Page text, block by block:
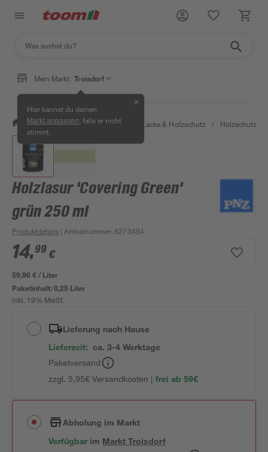
Mein Markt: Troisdorf
Hier kannst du deinen
Markt anpassen , falls er nicht
stimmt.
✕
/ Bauen & Renovieren / Farben, Lacke & Holzschutz / Holzschutz &
Holzlasur 'Covering Green'
grün 250 ml
Produktdetails | Artikelnummer: 8270494
14,99 €
59,96 € / Liter
Paketinhalt:0,25 Liter
inkl. 19% MwSt.
Lieferung nach Hause
Lieferzeit: ca. 3-4 Werktage
Paketversand
zzgl. 5,95€ Versandkosten | frei ab 59€
Abholung im Markt
Verfügbar im MarktTroisdorf